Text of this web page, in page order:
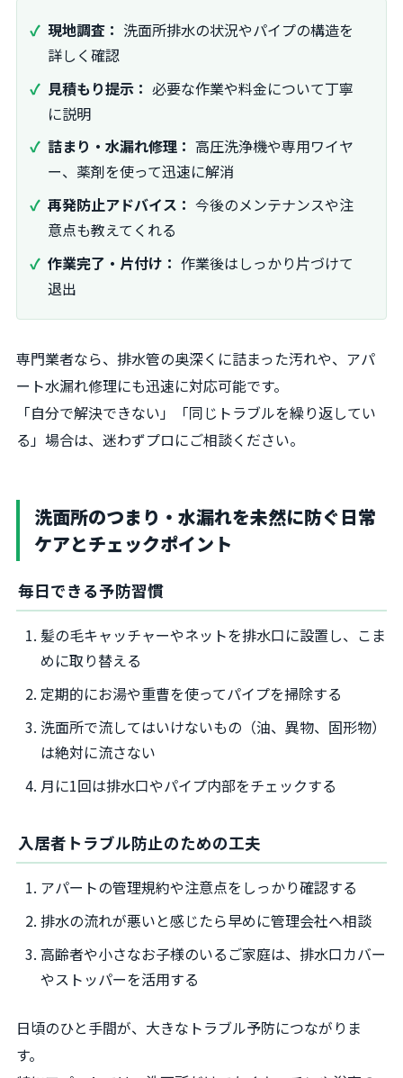
現地調査： 洗面所排水の状況やパイプの構造を
詳しく確認
見積もり提示： 必要な作業や料金について丁寧
に説明
詰まり・水漏れ修理： 高圧洗浄機や専用ワイヤ
ー、薬剤を使って迅速に解消
再発防止アドバイス： 今後のメンテナンスや注
意点も教えてくれる
作業完了・片付け： 作業後はしっかり片づけて
退出
専門業者なら、排水管の奥深くに詰まった汚れや、アパ
ート水漏れ修理にも迅速に対応可能です。
「自分で解決できない」「同じトラブルを繰り返してい
る」場合は、迷わずプロにご相談ください。
洗面所のつまり・水漏れを未然に防ぐ日常
ケアとチェックポイント
毎日できる予防習慣
髪の毛キャッチャーやネットを排水口に設置し、こま
めに取り替える
定期的にお湯や重曹を使ってパイプを掃除する
洗面所で流してはいけないもの（油、異物、固形物）
は絶対に流さない
月に1回は排水口やパイプ内部をチェックする
入居者トラブル防止のための工夫
アパートの管理規約や注意点をしっかり確認する
排水の流れが悪いと感じたら早めに管理会社へ相談
高齢者や小さなお子様のいるご家庭は、排水口カバー
やストッパーを活用する
日頃のひと手間が、大きなトラブル予防につながりま
す。